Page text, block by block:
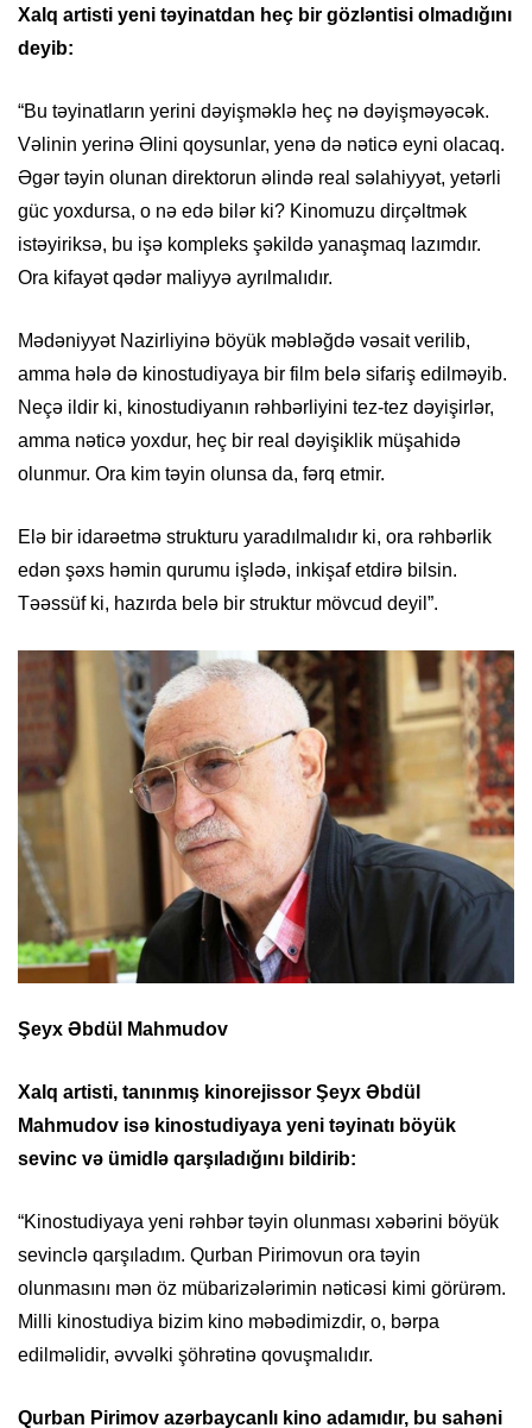
Xalq artisti yeni təyinatdan heç bir gözləntisi olmadığını
deyib:
“Bu təyinatların yerini dəyişməklə heç nə dəyişməyəcək.
Vəlinin yerinə Əlini qoysunlar, yenə də nəticə eyni olacaq.
Əgər təyin olunan direktorun əlində real səlahiyyət, yetərli
güc yoxdursa, o nə edə bilər ki? Kinomuzu dirçəltmək
istəyiriksə, bu işə kompleks şəkildə yanaşmaq lazımdır.
Ora kifayət qədər maliyyə ayrılmalıdır.
Mədəniyyət Nazirliyinə böyük məbləğdə vəsait verilib,
amma hələ də kinostudiyaya bir film belə sifariş edilməyib.
Neçə ildir ki, kinostudiyanın rəhbərliyini tez-tez dəyişirlər,
amma nəticə yoxdur, heç bir real dəyişiklik müşahidə
olunmur. Ora kim təyin olunsa da, fərq etmir.
Elə bir idarəetmə strukturu yaradılmalıdır ki, ora rəhbərlik
edən şəxs həmin qurumu işlədə, inkişaf etdirə bilsin.
Təəssüf ki, hazırda belə bir struktur mövcud deyil”.
Şeyx Əbdül Mahmudov
Xalq artisti, tanınmış kinorejissor Şeyx Əbdül
Mahmudov isə kinostudiyaya yeni təyinatı böyük
sevinc və ümidlə qarşıladığını bildirib:
“Kinostudiyaya yeni rəhbər təyin olunması xəbərini böyük
sevinclə qarşıladım. Qurban Pirimovun ora təyin
olunmasını mən öz mübarizələrimin nəticəsi kimi görürəm.
Milli kinostudiya bizim kino məbədimizdir, o, bərpa
edilməlidir, əvvəlki şöhrətinə qovuşmalıdır.
Qurban Pirimov azərbaycanlı kino adamıdır, bu sahəni